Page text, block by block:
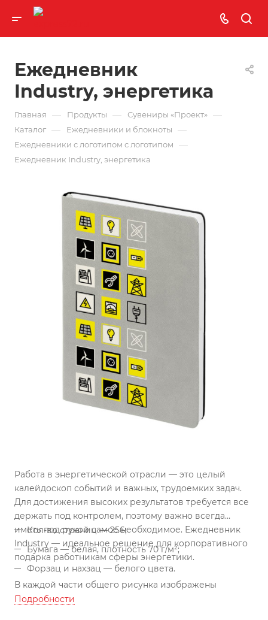
Ежедневник
Industry, энергетика
Главная — Продукты — Сувениры «Проект» —
Каталог — Ежедневники и блокноты —
Ежедневники с логотипом с логотипом —
Ежедневник Industry, энергетика
Работа в энергетической отрасли — это целый
калейдоскоп событий и важных, трудоемких задач.
Для достижения высоких результатов требуется все
держать под контролем, поэтому важно всегда
иметь под рукой самое необходимое. Ежедневник
Industry — идеальное решение для корпоративного
подарка работникам сферы энергетики.
В каждой части общего рисунка изображены
главные символы электроэнергетики.
Кол-во страниц — 256;
Бумага — белая, плотность 70 г/м²;
Форзац и нахзац — белого цвета.
Подробности